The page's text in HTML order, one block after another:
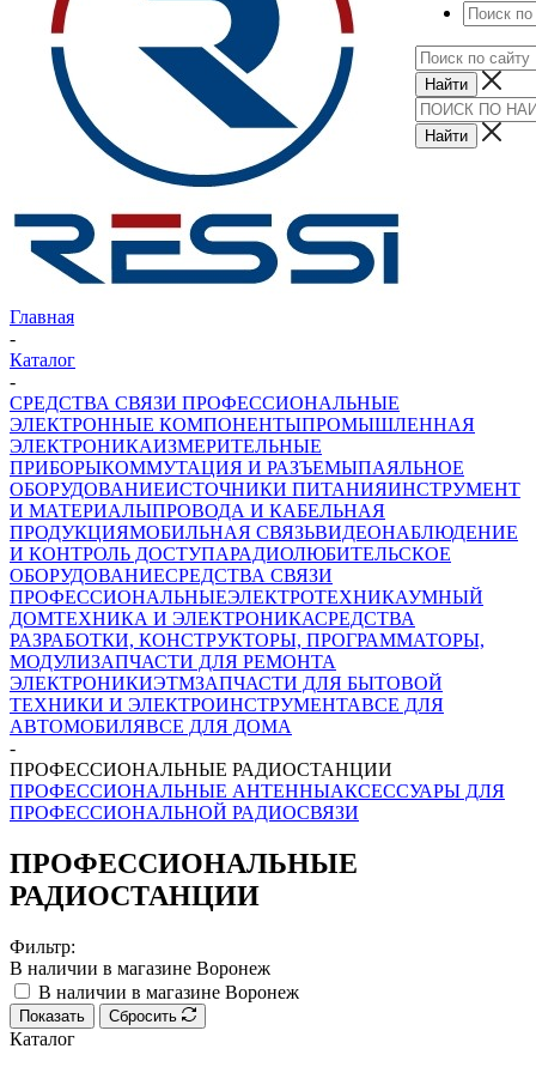
Главная
-
Каталог
-
СРЕДСТВА СВЯЗИ ПРОФЕССИОНАЛЬНЫЕ
ЭЛЕКТРОННЫЕ КОМПОНЕНТЫПРОМЫШЛЕННАЯ
ЭЛЕКТРОНИКАИЗМЕРИТЕЛЬНЫЕ
ПРИБОРЫКОММУТАЦИЯ И РАЗЪЕМЫПАЯЛЬНОЕ
ОБОРУДОВАНИЕИСТОЧНИКИ ПИТАНИЯИНСТРУМЕНТ
И МАТЕРИАЛЫПРОВОДА И КАБЕЛЬНАЯ
ПРОДУКЦИЯМОБИЛЬНАЯ СВЯЗЬВИДЕОНАБЛЮДЕНИЕ
И КОНТРОЛЬ ДОСТУПАРАДИОЛЮБИТЕЛЬСКОЕ
ОБОРУДОВАНИЕСРЕДСТВА СВЯЗИ
ПРОФЕССИОНАЛЬНЫЕЭЛЕКТРОТЕХНИКАУМНЫЙ
ДОМТЕХНИКА И ЭЛЕКТРОНИКАСРЕДСТВА
РАЗРАБОТКИ, КОНСТРУКТОРЫ, ПРОГРАММАТОРЫ,
МОДУЛИЗАПЧАСТИ ДЛЯ РЕМОНТА
ЭЛЕКТРОНИКИЭТМЗАПЧАСТИ ДЛЯ БЫТОВОЙ
ТЕХНИКИ И ЭЛЕКТРОИНСТРУМЕНТАВСЕ ДЛЯ
АВТОМОБИЛЯВСЕ ДЛЯ ДОМА
-
ПРОФЕССИОНАЛЬНЫЕ РАДИОСТАНЦИИ
ПРОФЕССИОНАЛЬНЫЕ АНТЕННЫАКСЕССУАРЫ ДЛЯ
ПРОФЕССИОНАЛЬНОЙ РАДИОСВЯЗИ
ПРОФЕССИОНАЛЬНЫЕ
РАДИОСТАНЦИИ
Фильтр:
В наличии в магазине Воронеж
В наличии в магазине Воронеж
Показать Сбросить
Каталог